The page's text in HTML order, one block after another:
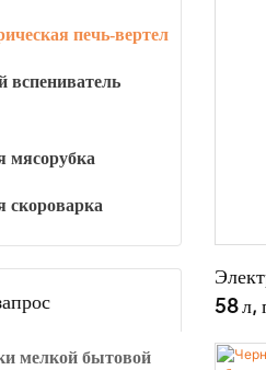
печь-вертел
вспениватель
мясорубка
скороварка
мелкой бытовой
58 л,